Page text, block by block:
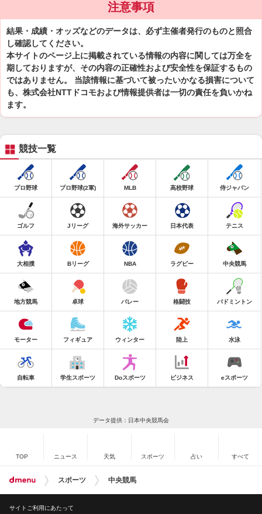
注意事項
結果・成績・オッズなどのデータは、必ず主催者発行のものと照合
し確認してください。
本サイトのページ上に掲載されている情報の内容に関しては万全を
期しておりますが、その内容の正確性および安全性を保証するもの
ではありません。 当該情報に基づいて被ったいかなる損害について
も、株式会社NTTドコモおよび情報提供者は一切の責任を負いかね
ます。
競技一覧
プロ野球 プロ野球(2軍) MLB 高校野球 侍ジャパン
ゴルフ Jリーグ 海外サッカー 日本代表 テニス
大相撲 Bリーグ NBA ラグビー 中央競馬
地方競馬 卓球 バレー 格闘技 バドミントン
モーター フィギュア ウィンター 陸上 水泳
自転車 学生スポーツ Doスポーツ ビジネス eスポーツ
データ提供：日本中央競馬会
TOP ニュース 天気 スポーツ 占い すべて
スポーツ 中央競馬
サイトご利用にあたって